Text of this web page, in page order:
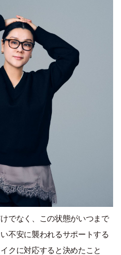
でなく、この状態がいつまで
不安に襲われるサポートする
クに対応すると決めたこと